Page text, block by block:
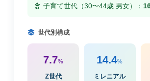
子育て世代（30〜44歳 男女）：
世代別構成
7.7%
Z世代
14.4%
ミレニアル